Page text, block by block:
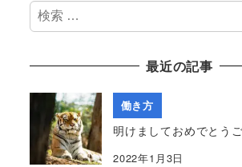
検
索
最近の記事
働き方
明けましておめでとう
2022年1月3日